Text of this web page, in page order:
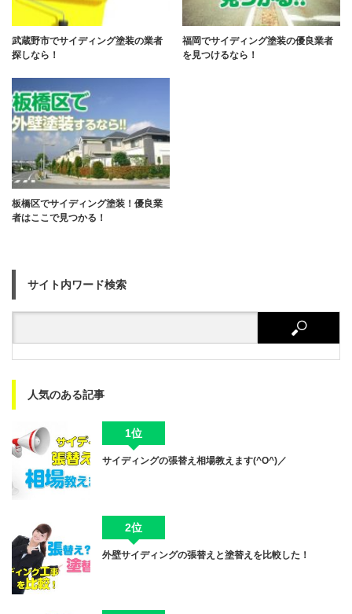
武蔵野市でサイディング塗装の業者
探しなら！
福岡でサイディング塗装の優良業者
を見つけるなら！
板橋区でサイディング塗装！優良業
者はここで見つかる！
サイト内ワード検索
人気のある記事
1位
サイディングの張替え相場教えます(^O^)／
2位
外壁サイディングの張替えと塗替えを比較した！